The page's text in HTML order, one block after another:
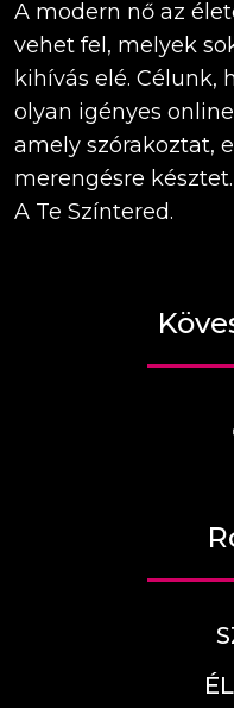
A modern nő az
vehet fel, melyek
kihívás elé. Célunk,
olyan igényes
amely szórakoztat,
merengésre
A Te Színtered.